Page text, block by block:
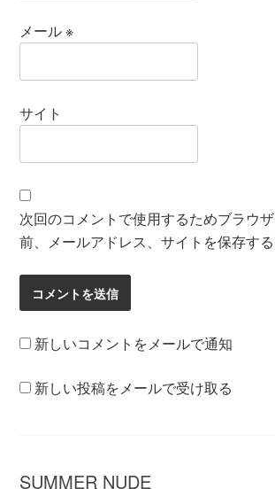
メール※
サイト
次回のコメントで使用するためブラウ
前、メールアドレス、サイトを保存する
新しいコメントをメールで通知
新しい投稿をメールで受け取る
SUMMER NUDE